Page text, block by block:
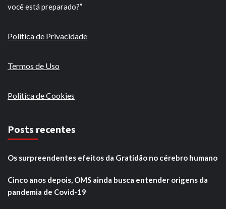
você está preparado?”
Politica de Privacidade
Termos de Uso
Politica de Cookies
Posts recentes
Os surpreendentes efeitos da Gratidão no cérebro humano
Cinco anos depois, OMS ainda busca entender origens da
pandemia de Covid-19